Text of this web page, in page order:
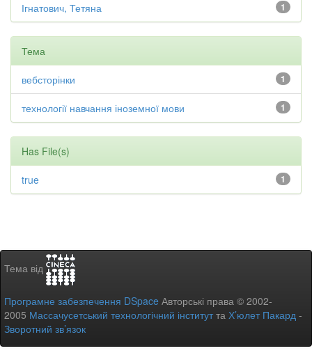
1
Ігнатович, Тетяна
Тема
1
вебсторінки
1
технології навчання іноземної мови
Has File(s)
1
true
Тема від
Програмне забезпечення DSpace Авторські права © 2002-
2005 Массачусетський технологічний інститутта Х’юлет Пакард -
Зворотний зв’язок